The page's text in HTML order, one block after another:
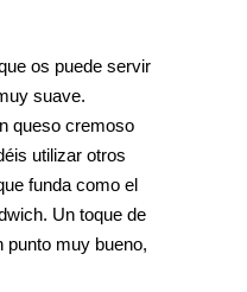
os puede servir
suave.
queso cremoso
utilizar otros
funda como el
Un toque de
punto muy bueno,